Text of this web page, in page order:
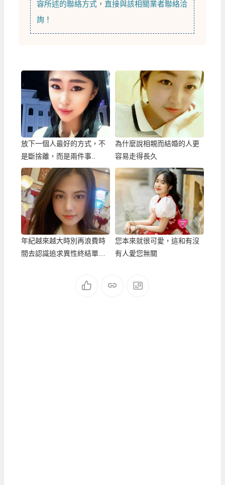
容所述的聯絡方式，直接與該相關業者聯絡洽
詢！
放下一個人最好的方式，不
是斷捨離，而是兩件事..
為什麼說相親而結婚的人更
容易走得長久
年紀越來越大時別再浪費時
間去認識追求異性終結單
您本來就很可愛，這和有沒
有人愛您無關